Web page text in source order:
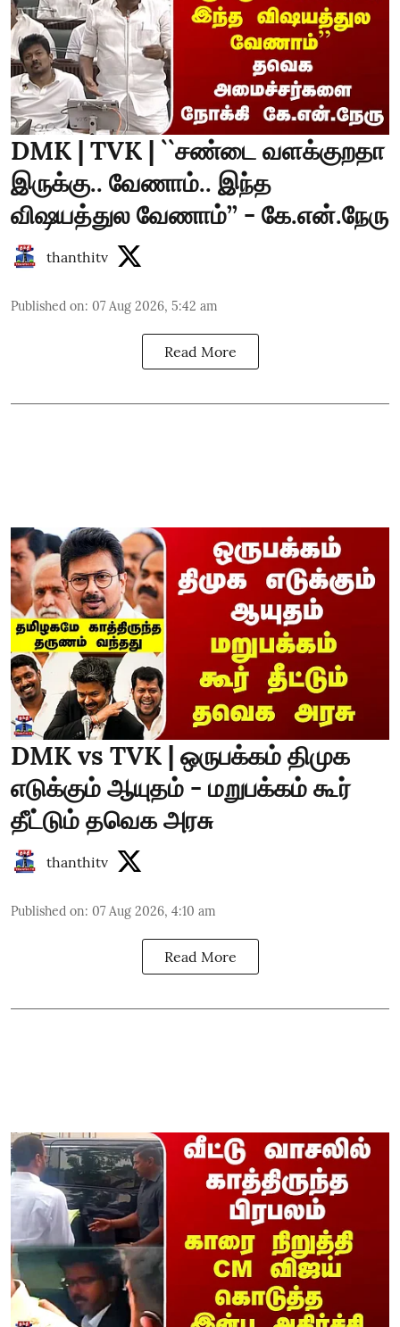
DMK | TVK | ``சண்டை வளக்குறதா
இருக்கு.. வேணாம்.. இந்த
விஷயத்துல வேணாம்’’ - கே.என்.நேரு
thanthitv
Published on: 07 Aug 2026, 5:42 am
Read More
DMK vs TVK | ஒருபக்கம் திமுக
எடுக்கும் ஆயுதம் - மறுபக்கம் கூர்
தீட்டும் தவெக அரசு
thanthitv
Published on: 07 Aug 2026, 4:10 am
Read More